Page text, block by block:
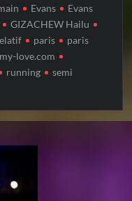
Evans
Evans
GIZACHEW Hailu
paris
paris
love.com
running
semi